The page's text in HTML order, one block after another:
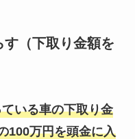
（下取り金額を
いる車の下取り金
100万円を頭金に入